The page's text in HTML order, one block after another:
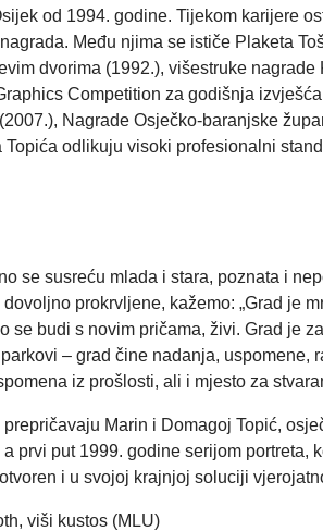
od 1994. godine. Tijekom karijere
Među njima se ističe Plaketa
dvorima (1992.), višestruke
Competition za godišnja
Nagrade Osječko-baranjske
odlikuju visoki profesionalni
se susreću mlada i stara, poznata i
prokrvljene, kažemo: „Grad je
se budi s novim pričama, živi. Grad je
– grad čine nadanja,
iz prošlosti, ali i mjesto za
Marin i Domagoj Topić,
prvi put 1999. godine serijom
i u svojoj krajnjoj soluciji
viši kustos (MLU)